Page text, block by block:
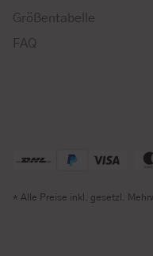
Größentabelle
FAQ
* Alle Preise inkl. gesetzl.